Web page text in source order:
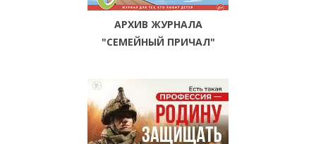
АРХИВ ЖУРНАЛА
"СЕМЕЙНЫЙ ПРИЧАЛ"